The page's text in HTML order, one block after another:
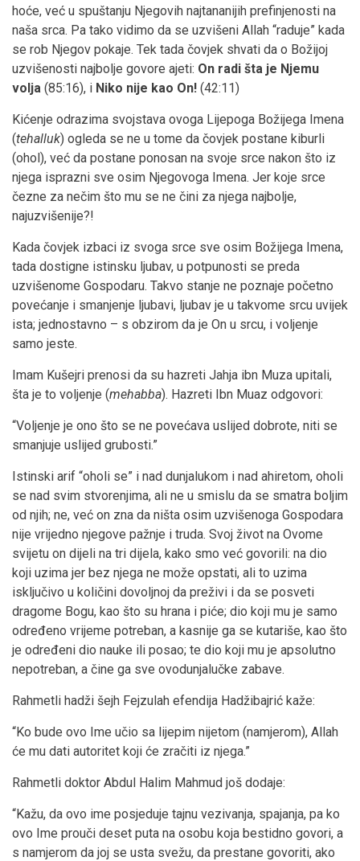
hoće, već u spuštanju Njegovih najtananijih prefinjenosti na
naša srca. Pa tako vidimo da se uzvišeni Allah “raduje” kada
se rob Njegov pokaje. Tek tada čovjek shvati da o Božijoj
uzvišenosti najbolje govore ajeti: On radi šta je Njemu
volja (85:16), i Niko nije kao On! (42:11)
Kićenje odrazima svojstava ovoga Lijepoga Božijega Imena
(tehalluk) ogleda se ne u tome da čovjek postane kiburli
(ohol), već da postane ponosan na svoje srce nakon što iz
njega isprazni sve osim Njegovoga Imena. Jer koje srce
čezne za nečim što mu se ne čini za njega najbolje,
najuzvišenije?!
Kada čovjek izbaci iz svoga srce sve osim Božijega Imena,
tada dostigne istinsku ljubav, u potpunosti se preda
uzvišenome Gospodaru. Takvo stanje ne poznaje početno
povećanje i smanjenje ljubavi, ljubav je u takvome srcu uvijek
ista; jednostavno – s obzirom da je On u srcu, i voljenje
samo jeste.
Imam Kušejri prenosi da su hazreti Jahja ibn Muza upitali,
šta je to voljenje (mehabba). Hazreti Ibn Muaz odgovori:
“Voljenje je ono što se ne povećava uslijed dobrote, niti se
smanjuje uslijed grubosti.”
Istinski arif “oholi se” i nad dunjalukom i nad ahiretom, oholi
se nad svim stvorenjima, ali ne u smislu da se smatra boljim
od njih; ne, već on zna da ništa osim uzvišenoga Gospodara
nije vrijedno njegove pažnje i truda. Svoj život na Ovome
svijetu on dijeli na tri dijela, kako smo već govorili: na dio
koji uzima jer bez njega ne može opstati, ali to uzima
isključivo u količini dovoljnoj da preživi i da se posveti
dragome Bogu, kao što su hrana i piće; dio koji mu je samo
određeno vrijeme potreban, a kasnije ga se kutariše, kao što
je određeni dio nauke ili posao; te dio koji mu je apsolutno
nepotreban, a čine ga sve ovodunjalučke zabave.
Rahmetli hadži šejh Fejzulah efendija Hadžibajrić kaže:
“Ko bude ovo Ime učio sa lijepim nijetom (namjerom), Allah
će mu dati autoritet koji će zračiti iz njega.”
Rahmetli doktor Abdul Halim Mahmud još dodaje:
“Kažu, da ovo ime posjeduje tajnu vezivanja, spajanja, pa ko
ovo Ime prouči deset puta na osobu koja bestidno govori, a
s namjerom da joj se usta svežu, da prestane govoriti, ako